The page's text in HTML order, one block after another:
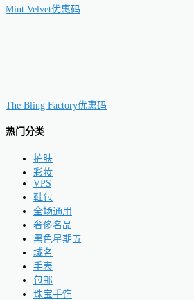
Mint Velvet优惠码
The Bling Factory优惠码
热门分类
护肤
彩妆
VPS
鞋包
全场通用
奢侈名品
黑色星期五
域名
手表
包邮
珠宝手饰